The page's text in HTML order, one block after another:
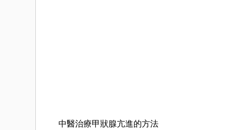
中醫治療甲狀腺亢進的方法